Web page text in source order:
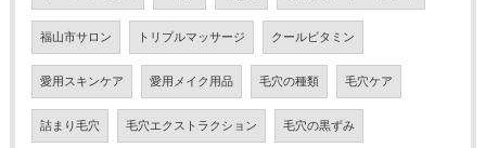
福山市サロン トリプルマッサージ クールビタミン
愛用スキンケア 愛用メイク用品 毛穴の種類 毛穴ケア
詰まり毛穴 毛穴エクストラクション 毛穴の黒ずみ